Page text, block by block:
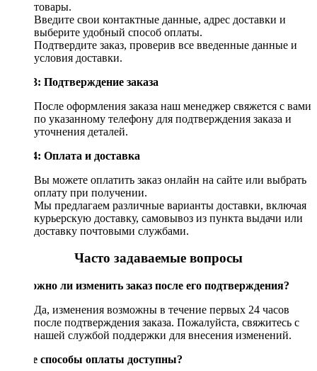
товары.
Введите свои контактные данные, адрес доставки и
выберите удобный способ оплаты.
Подтвердите заказ, проверив все введенные данные и
условия доставки.
Шаг 3: Подтверждение заказа
После оформления заказа наш менеджер свяжется с вами
по указанному телефону для подтверждения заказа и
уточнения деталей.
Шаг 4: Оплата и доставка
Вы можете оплатить заказ онлайн на сайте или выбрать
оплату при получении.
Мы предлагаем различные варианты доставки, включая
курьерскую доставку, самовывоз из пункта выдачи или
доставку почтовыми службами.
Часто задаваемые вопросы
Возможно ли изменить заказ после его подтверждения?
Да, изменения возможны в течение первых 24 часов
после подтверждения заказа. Пожалуйста, свяжитесь с
нашей службой поддержки для внесения изменений.
Какие способы оплаты доступны?